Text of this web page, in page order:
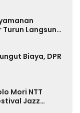
Langsung
Biaya, DPR
Mori NTT
Jazz